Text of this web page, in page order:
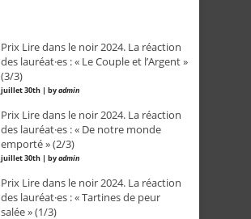
Prix Lire dans le noir 2024. La réaction
des lauréat·es : « Le Couple et l’Argent »
(3/3)
juillet 30th | byadmin
Prix Lire dans le noir 2024. La réaction
des lauréat·es : « De notre monde
emporté » (2/3)
juillet 30th | byadmin
Prix Lire dans le noir 2024. La réaction
des lauréat·es : « Tartines de peur
salée » (1/3)